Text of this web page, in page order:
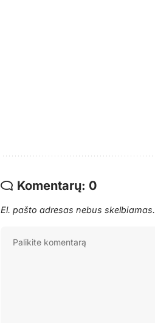
Komentarų: 0
El. pašto adresas nebus skelbiamas.